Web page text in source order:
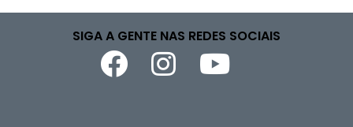
SIGA A GENTE NAS REDES SOCIAIS